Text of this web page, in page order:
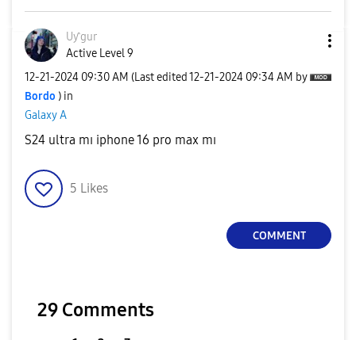
Uƴgur
Active Level 9
‎12-21-2024 09:30 AM (Last edited ‎12-21-2024 09:34 AM by
Bordo ) in
Galaxy A
S24 ultra mı iphone 16 pro max mı
5 Likes
COMMENT
29 Comments